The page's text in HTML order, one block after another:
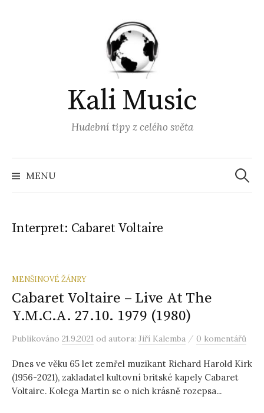
Kali Music
Hudební tipy z celého světa
MENU
Interpret: Cabaret Voltaire
MENŠINOVÉ ŽÁNRY
Cabaret Voltaire – Live At The
Y.M.C.A. 27.10. 1979 (1980)
Publikováno 21.9.2021 od autora: Jiří Kalemba / 0 komentářů
Dnes ve věku 65 let zemřel muzikant Richard Harold Kirk
(1956-2021), zakladatel kultovní britské kapely Cabaret
Voltaire. Kolega Martin se o nich krásně rozepsa...